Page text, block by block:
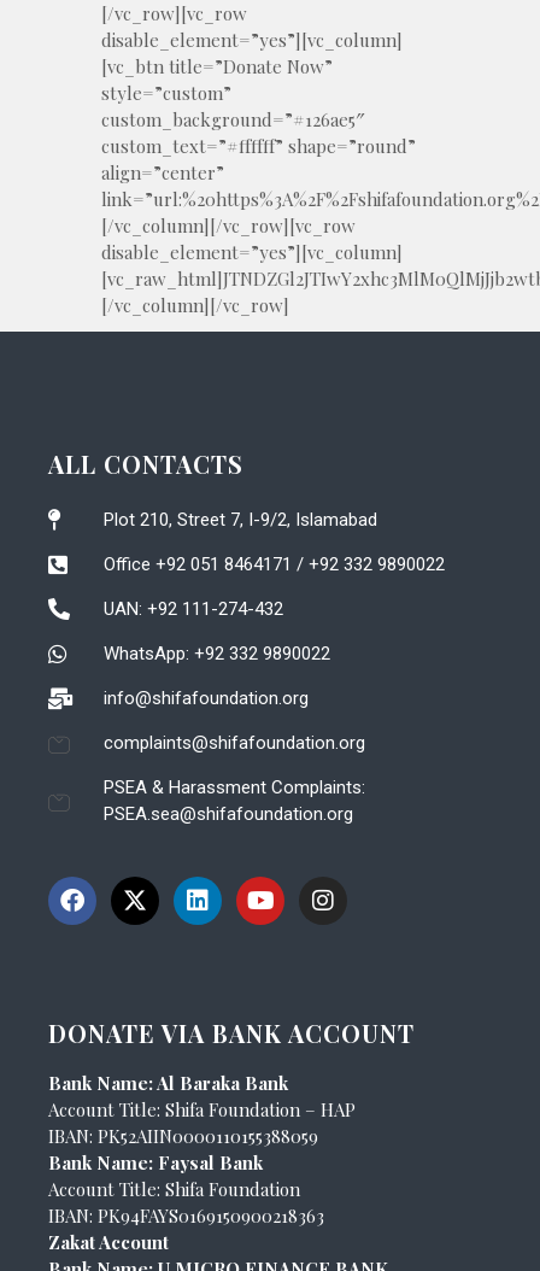
ALL CONTACTS
Plot 210, Street 7, I-9/2, Islamabad
Office +92 051 8464171 / +92 332 9890022
UAN: +92 111-274-432
WhatsApp: +92 332 9890022
info@shifafoundation.org
complaints@shifafoundation.org
PSEA & Harassment Complaints:
PSEA.sea@shifafoundation.org
DONATE VIA BANK ACCOUNT
Bank Name: Al Baraka Bank
Account Title: Shifa Foundation – HAP
IBAN: PK52AIIN0000110155388059
Bank Name: Faysal Bank
Account Title: Shifa Foundation
IBAN: PK94FAYS0169150900218363
Zakat Account